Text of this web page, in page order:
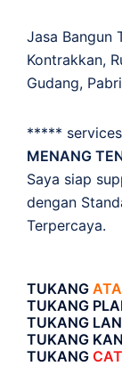
Jasa Bangun
Kontrakkan,
Gudang,
***** services
MENANG
Saya siap
dengan
Terpercaya.
TUKANG
TUKANG
TUKANG
TUKANG
TUKANG CAT